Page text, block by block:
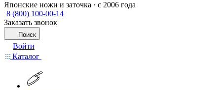
Японские ножи и заточка · с 2006 года
8 (800) 100-00-14
Заказать звонок
Поиск
Войти
Каталог